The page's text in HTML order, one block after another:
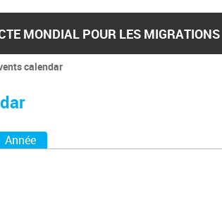
MONDIAL POUR LES MIGRATIONS
calendar
Année